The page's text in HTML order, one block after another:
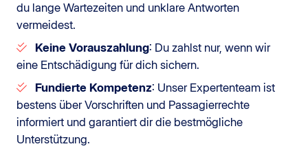
du lange Wartezeiten und unklare Antworten
vermeidest.
Keine Vorauszahlung: Du zahlst nur, wenn wir
eine Entschädigung für dich sichern.
Fundierte Kompetenz: Unser Expertenteam ist
bestens über Vorschriften und Passagierrechte
informiert und garantiert dir die bestmögliche
Unterstützung.